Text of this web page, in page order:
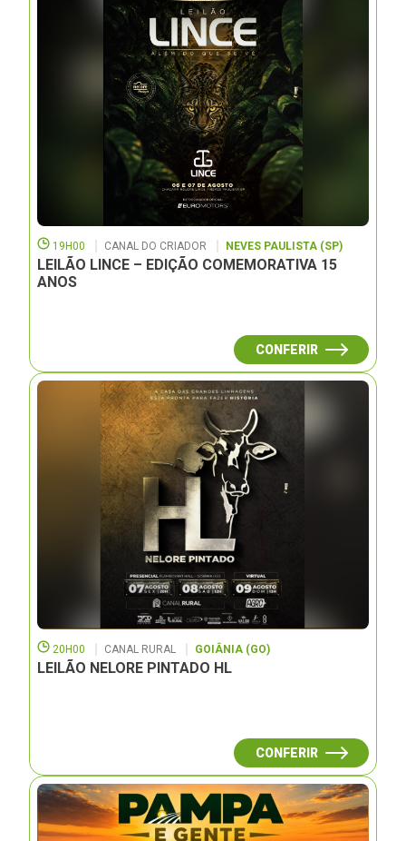
19H00 CANAL DO CRIADOR NEVES PAULISTA (SP)
LEILÃO LINCE – EDIÇÃO COMEMORATIVA 15
ANOS
CONFERIR
20H00 CANAL RURAL GOIÂNIA (GO)
LEILÃO NELORE PINTADO HL
CONFERIR